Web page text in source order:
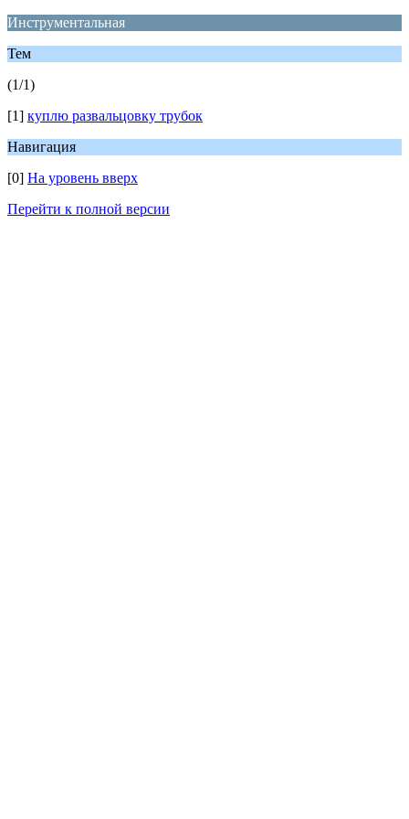
Инструментальная
Тем
(1/1)
[1] куплю развальцовку трубок
Навигация
[0] На уровень вверх
Перейти к полной версии